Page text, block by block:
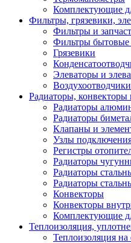
Комплектующие
Фильтры, грязевики,
Фильтры и
Фильтры
Грязевики
Элеваторы и
Воздухоотводчики
Радиаторы,
Радиаторы
Радиаторы
Клапаны и
Узлы
Регистры
Радиаторы
Радиаторы
Радиаторы
Конвекторы
Конвекторы
Комплектующие
Теплоизоляция,
Теплоизоляция на